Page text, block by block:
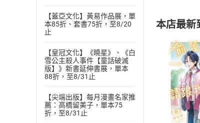
【蓋亞文化】黃易作品展，單
本85折、套書75折，至8/20
止
【皇冠文化】《曉星》、《白
雪公主殺人事件【童話破滅
版】》新書延伸書展，單本
88折，至8/31止
【尖端出版】每月漫畫名家推
薦：高橋留美子，單本75
折，至8/31止
ATM轉
本店最新